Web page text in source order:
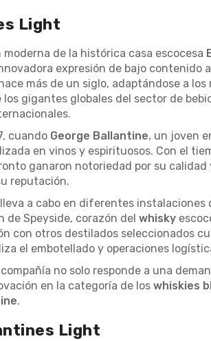
Light
moderna de la histórica casa escocesa
expresión de bajo contenido
más de un siglo, adaptándose a
los gigantes globales del sector de
cuando George Ballantine, un joven
en vinos y espirituosos. Con el
ganaron notoriedad por su calidad
reputación.
a cabo en diferentes instalaciones
de Speyside, corazón del whisky
con otros destilados seleccionados
el embotellado y operaciones
compañía no solo responde a una
en la categoría de loswhiskies
.
Light